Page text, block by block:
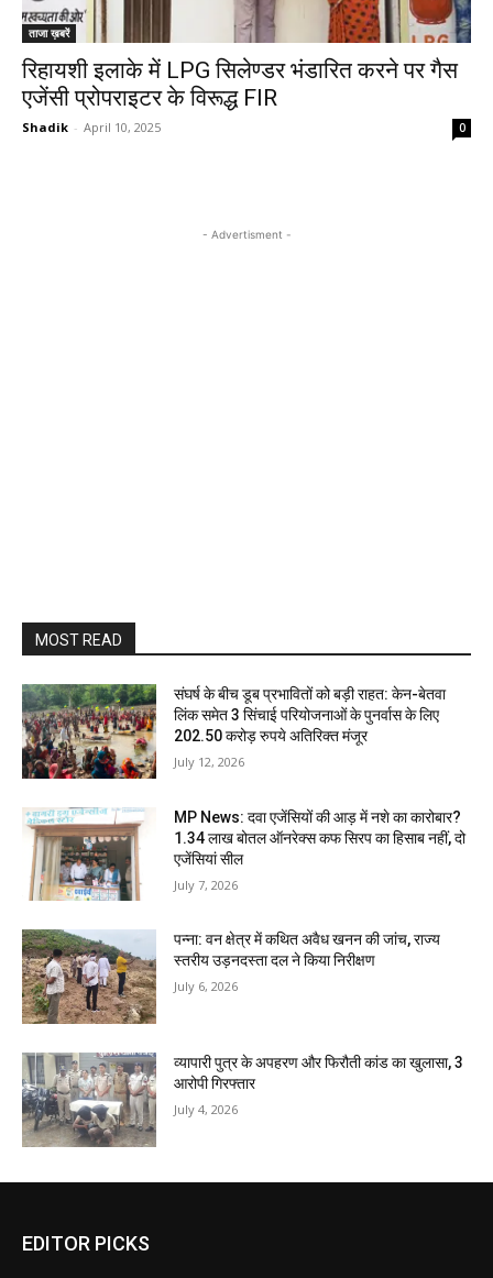
ताजा ख़बरें
रिहायशी इलाके में LPG सिलेण्डर भंडारित करने पर गैस
एजेंसी प्रोपराइटर के विरूद्ध FIR
Shadik - April 10, 2025 0
- Advertisment -
MOST READ
संघर्ष के बीच डूब प्रभावितों को बड़ी राहत: केन-बेतवा
लिंक समेत 3 सिंचाई परियोजनाओं के पुनर्वास के लिए
202.50 करोड़ रुपये अतिरिक्त मंजूर
July 12, 2026
MP News: दवा एजेंसियों की आड़ में नशे का कारोबार?
1.34 लाख बोतल ऑनरेक्स कफ सिरप का हिसाब नहीं, दो
एजेंसियां सील
July 7, 2026
पन्ना: वन क्षेत्र में कथित अवैध खनन की जांच, राज्य
स्तरीय उड़नदस्ता दल ने किया निरीक्षण
July 6, 2026
व्यापारी पुत्र के अपहरण और फिरौती कांड का खुलासा, 3
आरोपी गिरफ्तार
July 4, 2026
EDITOR PICKS